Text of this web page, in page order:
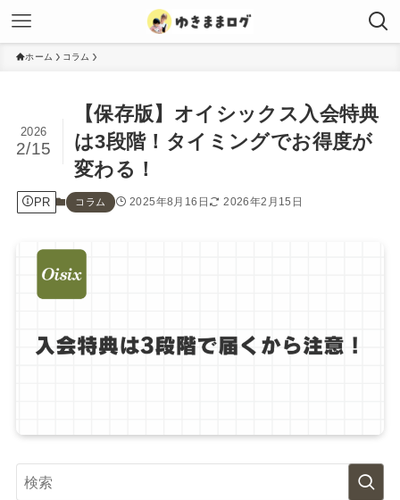
ホーム コラム
【保存版】オイシックス入会特典
は3段階！タイミングでお得度が
変わる！
2026
2/15
PR コラム 2025年8月16日 2026年2月15日